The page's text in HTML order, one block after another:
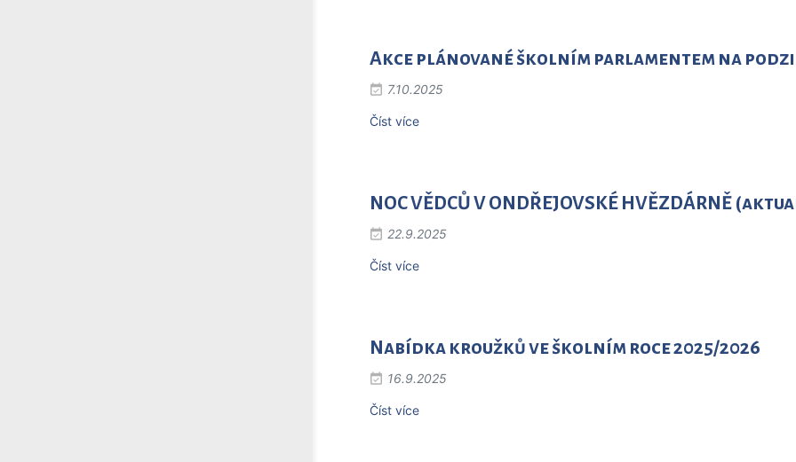
Akce plánované školním parlamentem na
7.10.2025
Číst více
NOC VĚDCŮ V ONDŘEJOVSKÉ HVĚZDÁRNĚ
22.9.2025
Číst více
Nabídka kroužků ve školním roce 2025/2026
16.9.2025
Číst více